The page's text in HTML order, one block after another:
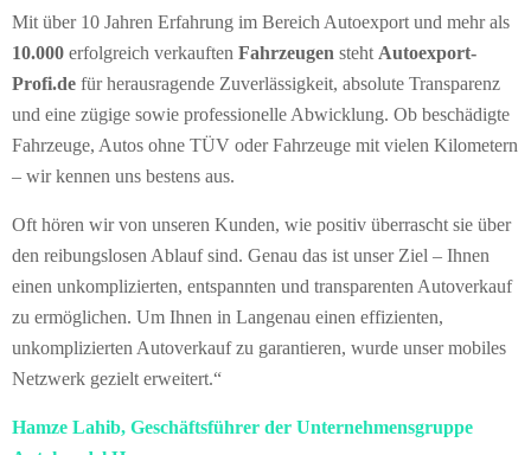
Mit über 10 Jahren Erfahrung im Bereich Autoexport und mehr als
10.000 erfolgreich verkauften Fahrzeugen steht Autoexport-
Profi.de für herausragende Zuverlässigkeit, absolute Transparenz
und eine zügige sowie professionelle Abwicklung. Ob beschädigte
Fahrzeuge, Autos ohne TÜV oder Fahrzeuge mit vielen Kilometern
– wir kennen uns bestens aus.
Oft hören wir von unseren Kunden, wie positiv überrascht sie über
den reibungslosen Ablauf sind. Genau das ist unser Ziel – Ihnen
einen unkomplizierten, entspannten und transparenten Autoverkauf
zu ermöglichen. Um Ihnen in Langenau einen effizienten,
unkomplizierten Autoverkauf zu garantieren, wurde unser mobiles
Netzwerk gezielt erweitert.“
Hamze Lahib, Geschäftsführer der Unternehmensgruppe